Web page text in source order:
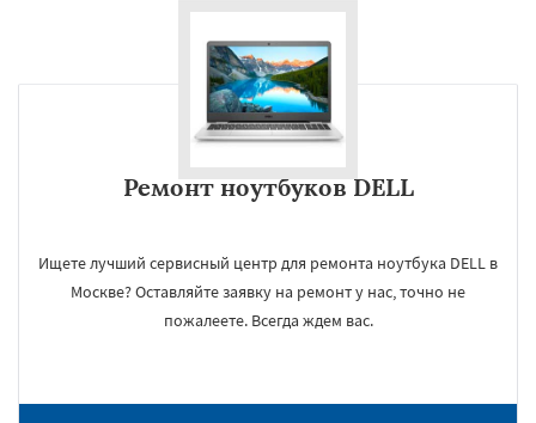
Ремонт ноутбуков DELL
Ищете лучший сервисный центр для ремонта ноутбука DELL в
Москве? Оставляйте заявку на ремонт у нас, точно не
пожалеете. Всегда ждем вас.